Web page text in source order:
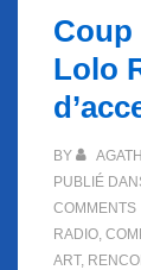
Coup
Lolo
BY
PUBLIÉ
COMMENTS
RADIO
ART,